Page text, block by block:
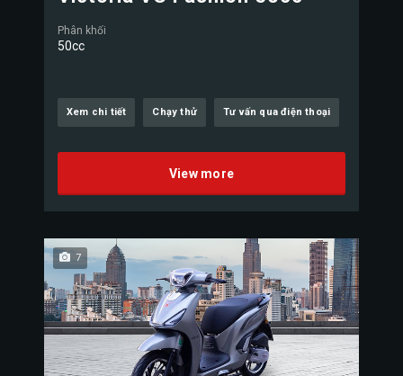
Phân khối
50cc
Xem chi tiết Chạy thử Tư vấn qua điện thoại
View more
7